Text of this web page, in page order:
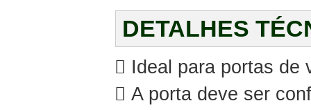
DETALHES
 Ideal para portas de
 A porta deve ser